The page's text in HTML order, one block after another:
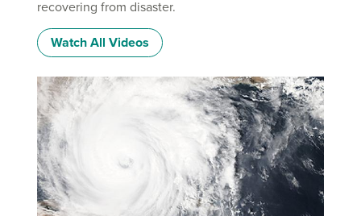
recovering from disaster.
Watch All Videos